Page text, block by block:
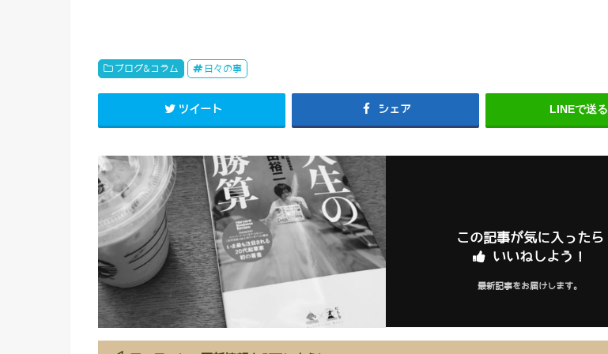
ブログ&コラム 日々の事
ツイート シェア LINEで送る
この記事が気に入ったら
いいねしよう！
最新記事をお届けします。